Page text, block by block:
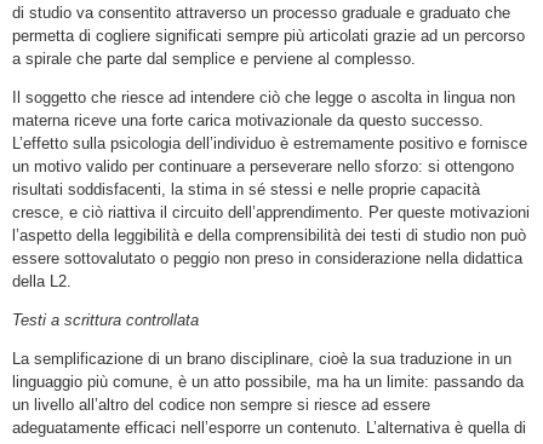
di studio va consentito attraverso un processo graduale e graduato che
permetta di cogliere significati sempre più articolati grazie ad un percorso
a spirale che parte dal semplice e perviene al complesso.
Il soggetto che riesce ad intendere ciò che legge o ascolta in lingua non
materna riceve una forte carica motivazionale da questo successo.
L’effetto sulla psicologia dell’individuo è estremamente positivo e fornisce
un motivo valido per continuare a perseverare nello sforzo: si ottengono
risultati soddisfacenti, la stima in sé stessi e nelle proprie capacità
cresce, e ciò riattiva il circuito dell’apprendimento. Per queste motivazioni
l’aspetto della leggibilità e della comprensibilità dei testi di studio non può
essere sottovalutato o peggio non preso in considerazione nella didattica
della L2.
Testi a scrittura controllata
La semplificazione di un brano disciplinare, cioè la sua traduzione in un
linguaggio più comune, è un atto possibile, ma ha un limite: passando da
un livello all’altro del codice non sempre si riesce ad essere
adeguatamente efficaci nell’esporre un contenuto. L’alternativa è quella di